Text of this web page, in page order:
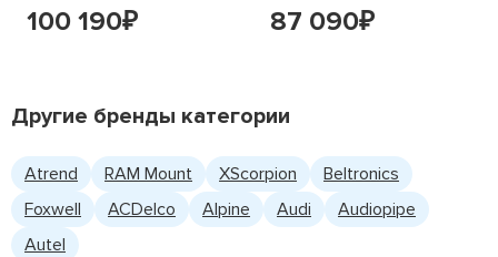
100 190₽ 87 090₽
Другие бренды категории
Atrend RAM Mount XScorpion
Beltronics
Foxwell
ACDelco Alpine Audi
Audiopipe
Autel